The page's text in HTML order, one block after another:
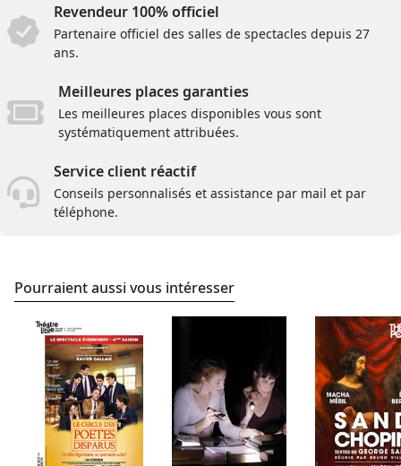
Revendeur 100% officiel
Partenaire officiel des salles de spectacles depuis 27
ans.
Meilleures places garanties
Les meilleures places disponibles vous sont
systématiquement attribuées.
Service client réactif
Conseils personnalisés et assistance par mail et par
téléphone.
Pourraient aussi vous intéresser